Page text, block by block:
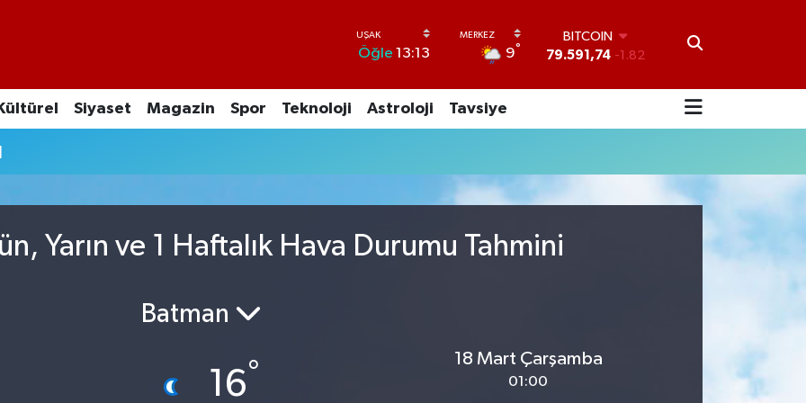
Öğle 13:13 9°
BITCOIN
79.591,74 -1.82
45,43620 0.02
53,38690 0.19
6862,09000 0.19
14.598,00
Kültürel Siyaset Magazin Spor Teknoloji Astroloji Tavsiye
Yarın ve 1 Haftalık Hava Durumu Tahmini
Batman
16°
18 Mart Çarşamba
01:00